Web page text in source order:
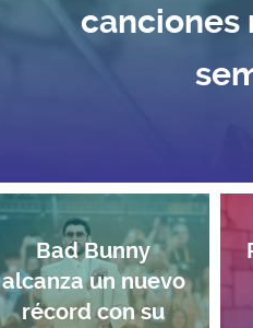
canciones
Bad Bunny
alcanza un nuevo
récord con su